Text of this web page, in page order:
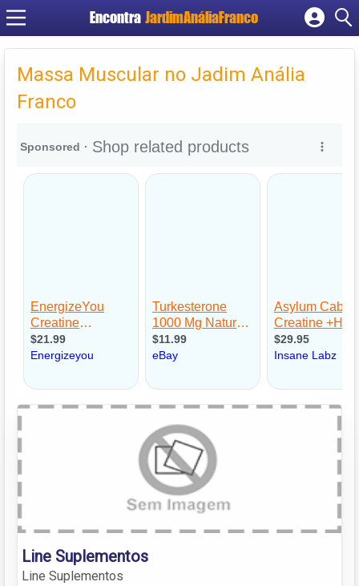
Encontra JardimAnáliaFranco
Cadastrar empresa
Criar conta
Massa Muscular no Jadim Anália
Franco
Line Suplementos
Line Suplementos